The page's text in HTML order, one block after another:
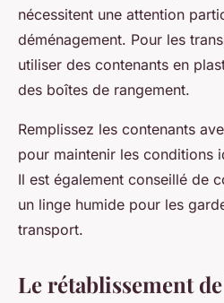
nécessitent une attention
déménagement. Pour les
utiliser des contenants en
des boîtes de rangement.
Remplissez les contenants
pour maintenir les conditions
Il est également conseillé de
un linge humide pour les
transport.
Le rétablissement